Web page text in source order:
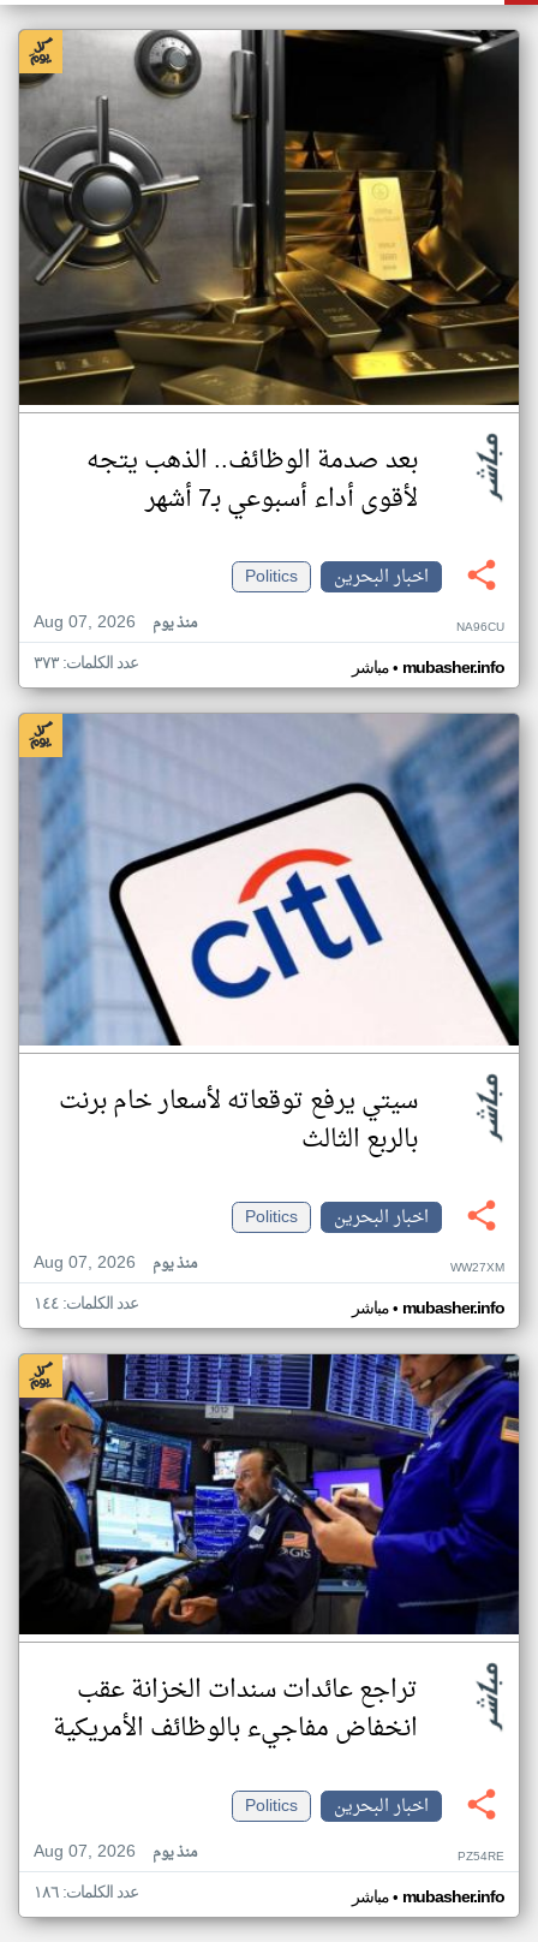
بعد صدمة الوظائف.. الذهب يتجه
لأقوى أداء أسبوعي بـ7 أشهر
اخبار البحرين
Politics
Aug 07, 2026
منذ يوم NA96CU
مباشر• mubasher.info عدد الكلمات: ٣٧٣
سيتي يرفع توقعاته لأسعار خام برنت
بالربع الثالث
اخبار البحرين
Politics
Aug 07, 2026
منذ يوم WW27XM
مباشر• mubasher.info عدد الكلمات: ١٤٤
تراجع عائدات سندات الخزانة عقب
انخفاض مفاجيء بالوظائف الأمريكية
اخبار البحرين
Politics
Aug 07, 2026
منذ يوم PZ54RE
مباشر• mubasher.info عدد الكلمات: ١٨٦